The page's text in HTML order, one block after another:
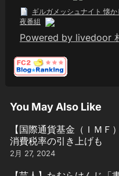
ギルガメッシュナイト 懐
夜番組
Powered by livedoor
You May Also Like
【国際通貨基金（ＩＭＦ
消費税率の引き上げも
2月 27, 2024